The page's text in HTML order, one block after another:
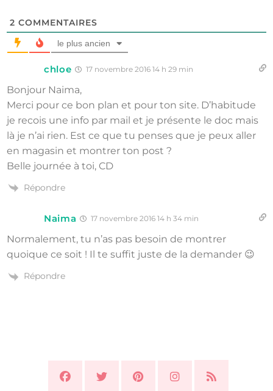
2 COMMENTAIRES
le plus ancien
chloe 17 novembre 2016 14 h 29 min
Bonjour Naima,
Merci pour ce bon plan et pour ton site. D’habitude
je recois une info par mail et je présente le doc mais
là je n’ai rien. Est ce que tu penses que je peux aller
en magasin et montrer ton post ?
Belle journée à toi, CD
Répondre
Naima 17 novembre 2016 14 h 34 min
Normalement, tu n’as pas besoin de montrer
quoique ce soit ! Il te suffit juste de la demander 😉
Répondre